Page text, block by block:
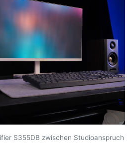
S355DB zwischen Studioanspruch